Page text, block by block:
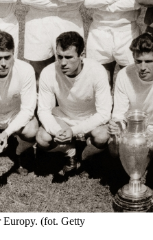
Europy. (fot. Getty